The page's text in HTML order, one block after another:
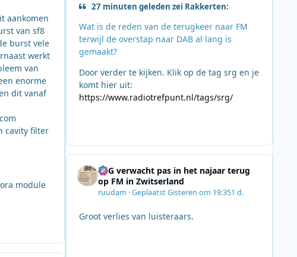
aankomen
van sf8
burst vele
werkt
van
enorme
dit vanaf
cavity filter
module
27 minuten geleden zei Rakkerten:
Wat is de reden van de terugkeer naar FM
terwijl de overstap naar DAB al lang is
gemaakt?
Door verder te kijken. Klik op de tag srg en je
komt hier uit:
https://www.radiotrefpunt.nl/tags/srg/
SRG verwacht pas in het najaar terug
op FM in Zwitserland
ruudam ·GeplaatstGisteren om 19:351 d.
Groot verlies van luisteraars.